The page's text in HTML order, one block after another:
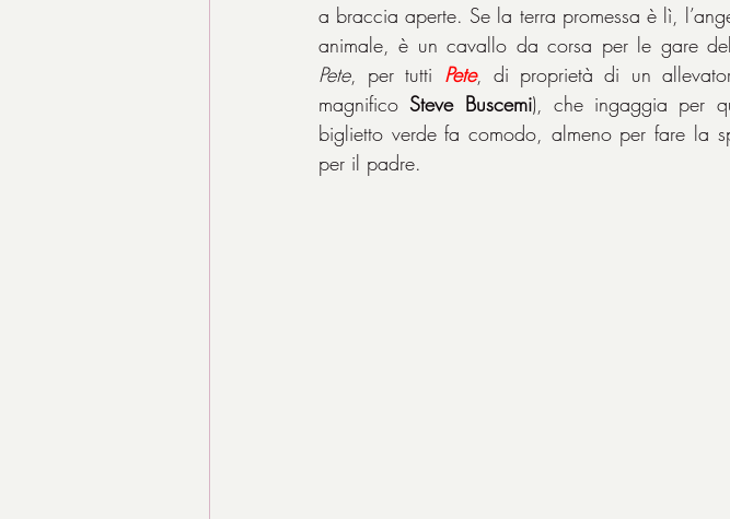
a braccia aperte. Se la terra promessa è lì,
animale, è un cavallo da corsa per le gare
Pete, per tutti Pete, di proprietà di un
magnifico Steve Buscemi), che ingaggia per
biglietto verde fa comodo, almeno per fare la
per il padre.